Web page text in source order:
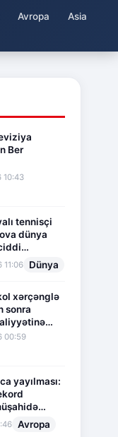
Avropa
Asia
Ber
10:43
tennisçi
dünya
atdı
11:06 Dünya
xərçənglə
sonra
00:59
yayılması:
Avropa